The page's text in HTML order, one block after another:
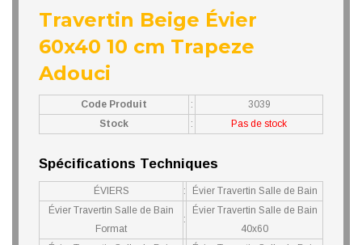
Travertin Beige Évier
60x40 10 cm Trapeze
Adouci
Code Produit :
3039
Stock
: Pas de stock
Spécifications Techniques
ÉVIERS :
Évier Travertin Salle de Bain
Évier Travertin Salle de Bain
Format
:
Évier Travertin Salle de Bain
40x60